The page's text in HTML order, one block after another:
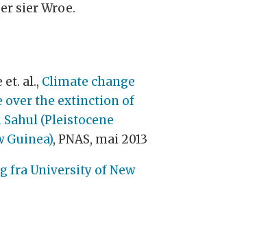
sier Wroe.
et. al., Climate change
over the extinction of
(Pleistocene
Guinea), PNAS, mai 2013
fra University of New